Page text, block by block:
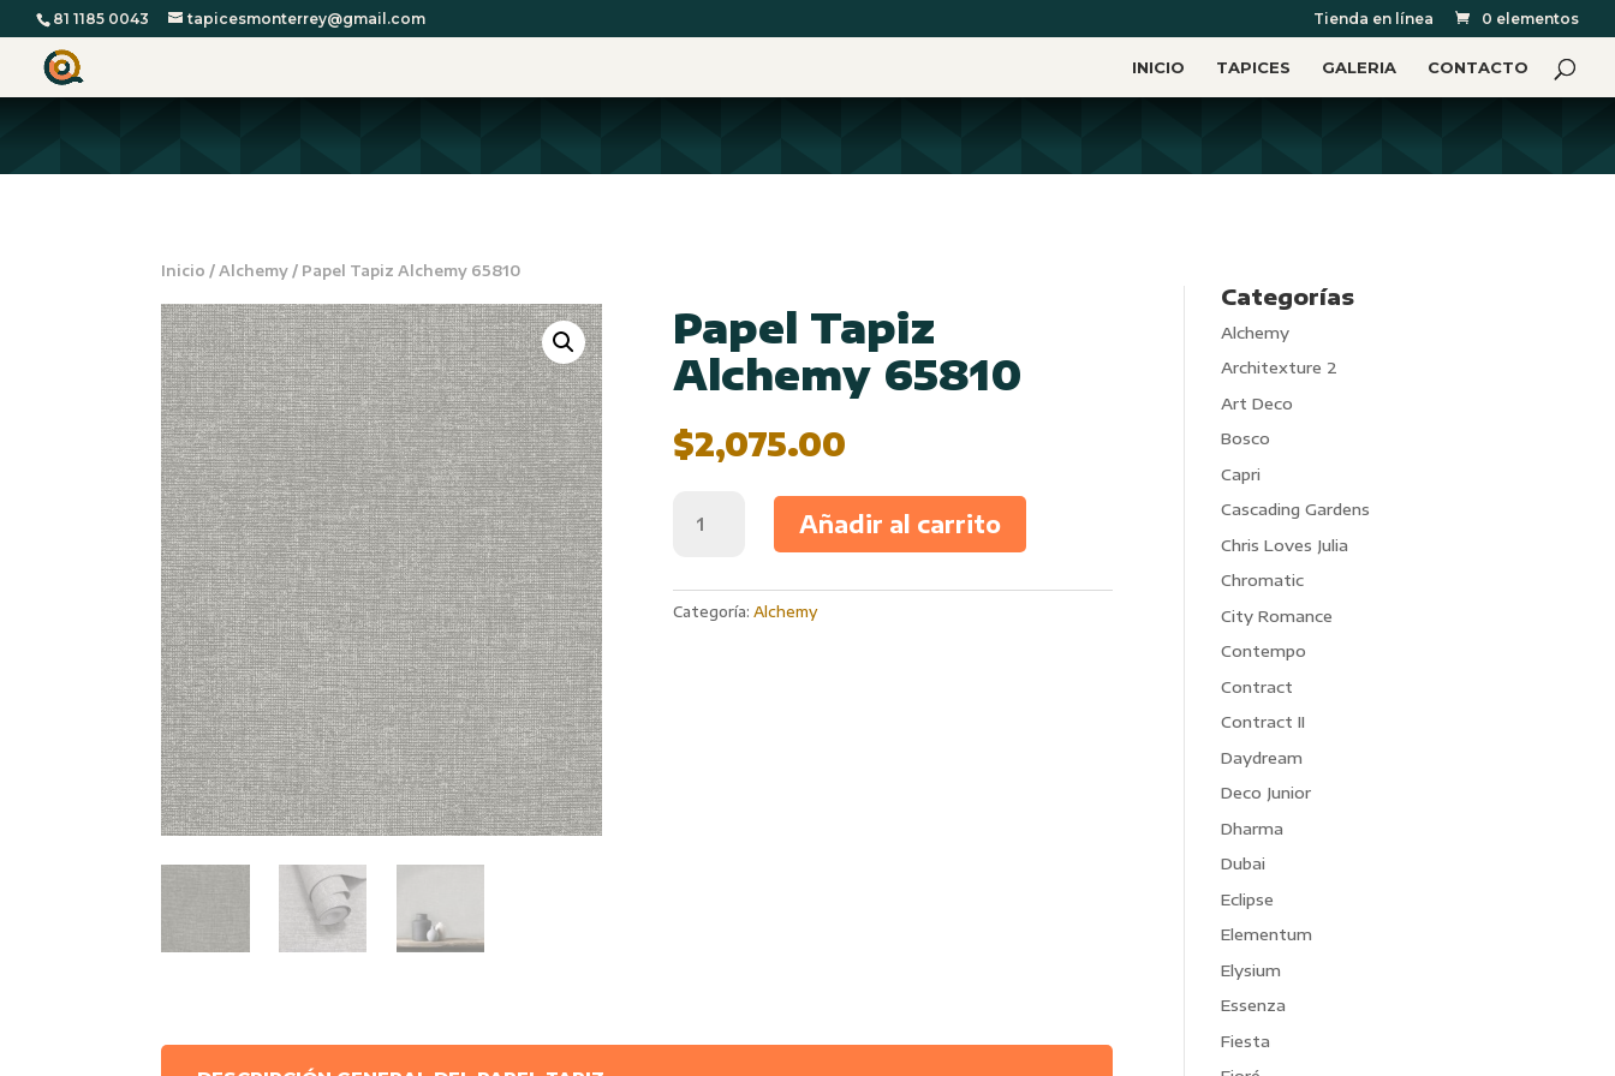
81 1185 0043 tapicesmonterrey@gmail.com Tienda en línea 0 elementos
INICIO TAPICES GALERIA CONTACTO
Inicio /Alchemy / Papel Tapiz Alchemy 65810
Papel Tapiz
Alchemy 65810
$2,075.00
Tapiz
65810
cantidad
Añadir al carrito
Categoría: Alchemy
Categorías
Alchemy
Architexture 2
Art Deco
Bosco
Capri
Cascading Gardens
Chris Loves Julia
Chromatic
City Romance
Contempo
Contract
Contract II
Daydream
Deco Junior
Dharma
Dubai
Eclipse
Elementum
Elysium
Essenza
Fiesta